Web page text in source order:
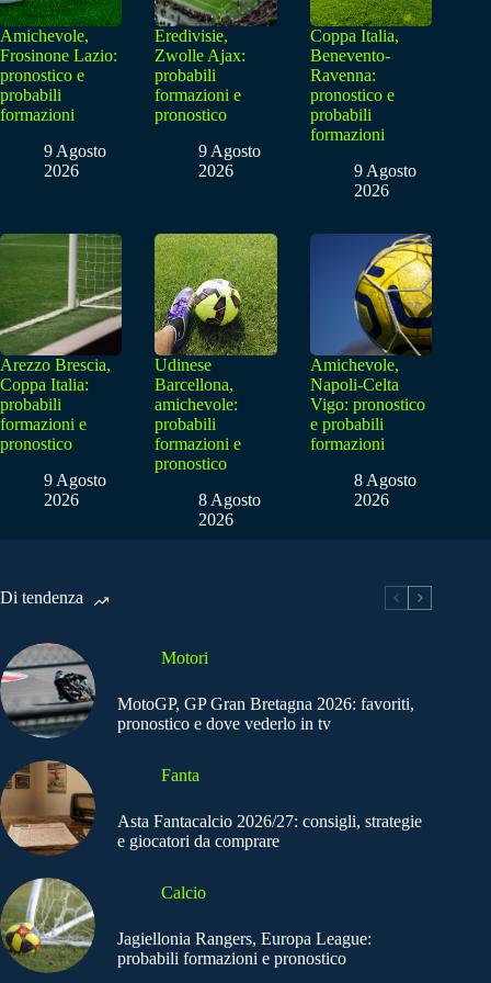
Amichevole,
Frosinone Lazio:
pronostico e
probabili
formazioni
9 Agosto
2026
Eredivisie,
Zwolle Ajax:
probabili
formazioni e
pronostico
9 Agosto
2026
Coppa Italia,
Benevento-
Ravenna:
pronostico e
probabili
formazioni
9 Agosto
2026
Arezzo Brescia,
Coppa Italia:
probabili
formazioni e
pronostico
9 Agosto
2026
Udinese
Barcellona,
amichevole:
probabili
formazioni e
pronostico
8 Agosto
2026
Amichevole,
Napoli-Celta
Vigo: pronostico
e probabili
formazioni
8 Agosto
2026
Di tendenza
Motori
MotoGP, GP Gran Bretagna 2026: favoriti,
pronostico e dove vederlo in tv
Fanta
Asta Fantacalcio 2026/27: consigli, strategie
e giocatori da comprare
Calcio
Jagiellonia Rangers, Europa League:
probabili formazioni e pronostico